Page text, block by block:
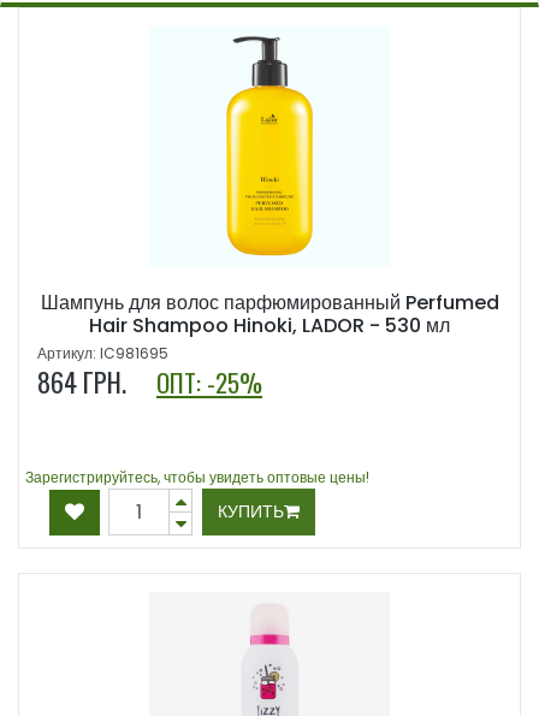
Шампунь для волос парфюмированный Perfumed
Hair Shampoo Hinoki, LADOR - 530 мл
Артикул: IC981695
864ГРН. ОПТ: -25%
Зарегистрируйтесь, чтобы увидеть оптовые цены!
КУПИТЬ